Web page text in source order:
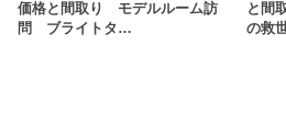
価格と間取り モデルルーム訪
問 ブライトタ…
と間
の救